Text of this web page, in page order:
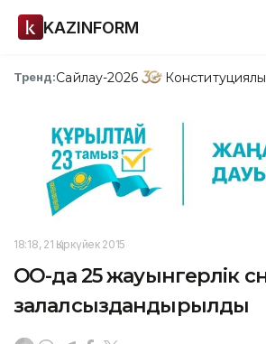
KAZINFORM
Тренд:Сайлау-2026
18:18, 21 Қыркүйек 2015
ОҚО-да 25 жауынгерлік
залалсыздандырылды